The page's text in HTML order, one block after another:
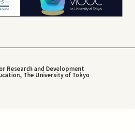
Research and Development
The University of Tokyo